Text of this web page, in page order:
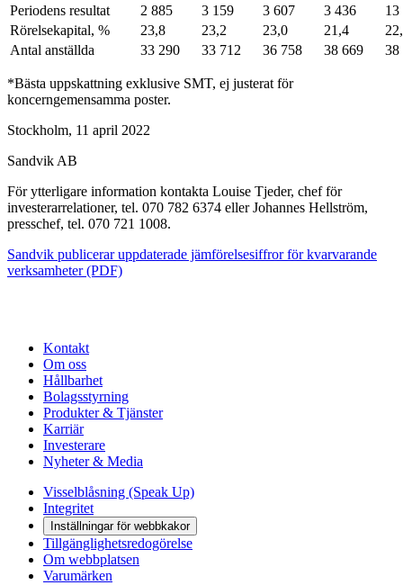
Periodens resultat
2 885 3 159 3 607 3 436
13
Rörelsekapital, %
23,8 23,2 23,0 21,4
Antal anställda
33 290 33 712 36 758 38 669 38
*Bästa uppskattning exklusive SMT, ej justerat för
koncerngemensamma poster.
Stockholm, 11 april 2022
Sandvik AB
För ytterligare information kontakta Louise Tjeder, chef för
investerarrelationer, tel. 070 782 6374 eller Johannes Hellström,
presschef, tel. 070 721 1008.
Sandvik publicerar uppdaterade jämförelsesiffror för kvarvarande
verksamheter (PDF)
Kontakt
Om oss
Hållbarhet
Bolagsstyrning
Produkter & Tjänster
Karriär
Investerare
Nyheter & Media
Visselblåsning (Speak Up)
Integritet
Inställningar för webbkakor
Tillgänglighetsredogörelse
Om webbplatsen
Varumärken